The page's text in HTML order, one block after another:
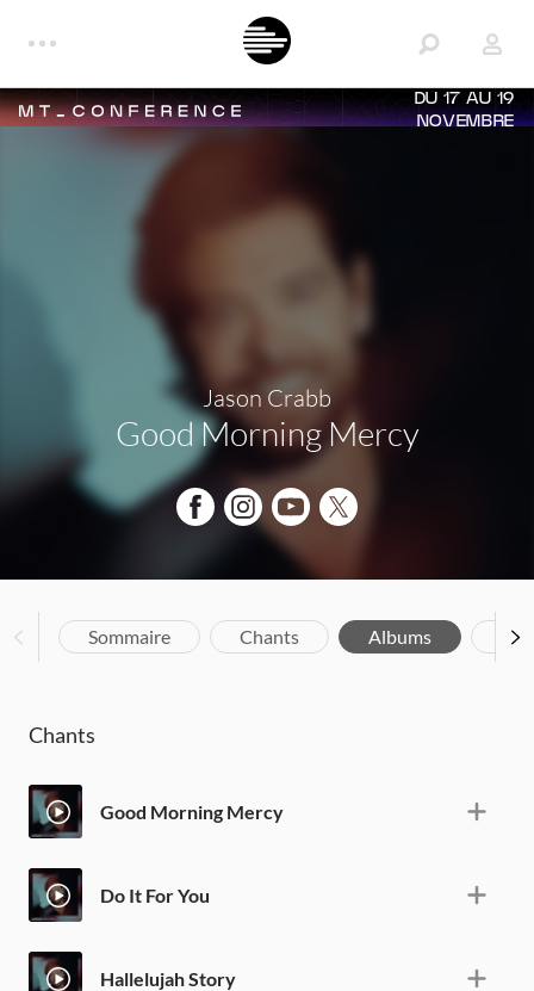
DU 17 AU 19
NOVEMBRE
Jason Crabb
Good Morning Mercy
Sommaire Chants Albums
Chants
Good Morning Mercy
Do It For You
Hallelujah Story